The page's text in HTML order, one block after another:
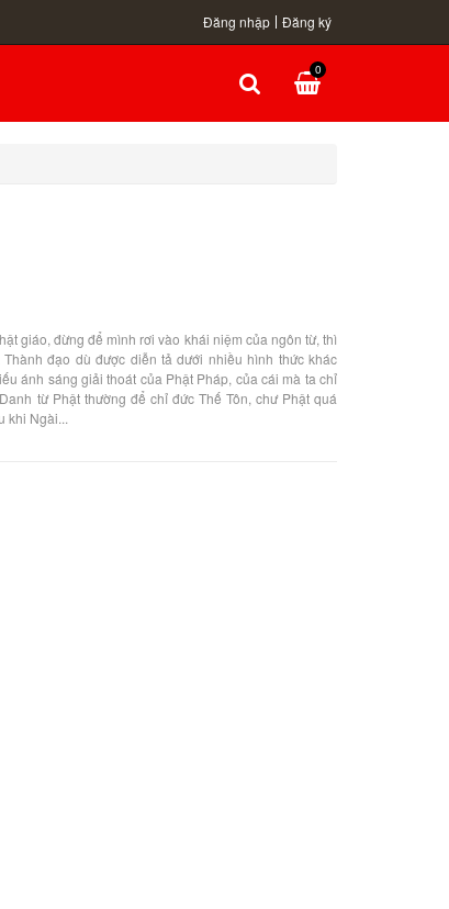
Đăng nhập Đăng ký
0
giáo, đừng để mình rơi vào khái niệm của ngôn từ, thì
đạo dù được diễn tả dưới nhiều hình thức khác
ánh sáng giải thoát của Phật Pháp, của cái mà ta chỉ
từ Phật thường để chỉ đức Thế Tôn, chư Phật quá
khi Ngài...